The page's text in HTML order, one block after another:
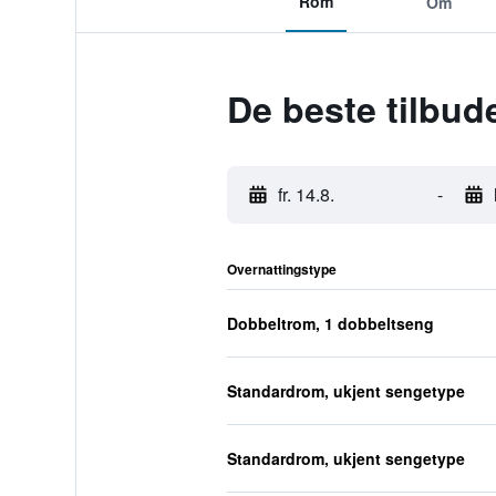
De beste
fr. 14.8. -
Overnattingstype
Dobbeltrom, 1 dobbeltseng
Standardrom, ukjent sengetype
Standardrom, ukjent sengetype